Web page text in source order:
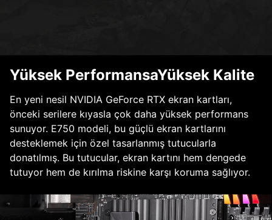
Yüksek PerformansaYüksek Kalite
En yeni nesil NVIDIA GeForce RTX ekran kartları,
önceki serilere kıyasla çok daha yüksek performans
sunuyor. E750 modeli, bu güçlü ekran kartlarını
desteklemek için özel tasarlanmış tutucularla
donatılmış. Bu tutucular, ekran kartını hem dengede
tutuyor hem de kırılma riskine karşı koruma sağlıyor.